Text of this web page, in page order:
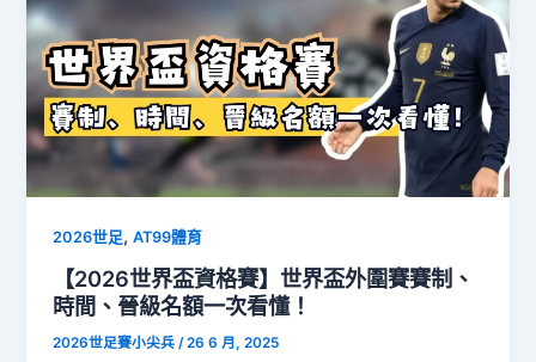
2026世足,AT99體育
【2026世界盃資格賽】世界盃外圍賽賽制、
時間、晉級名額一次看懂！
2026世足賽小尖兵/26 6 月, 2025